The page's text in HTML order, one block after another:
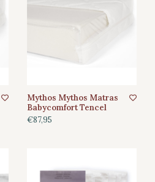
Mythos Mythos Matras
Babycomfort Tencel
€87,95